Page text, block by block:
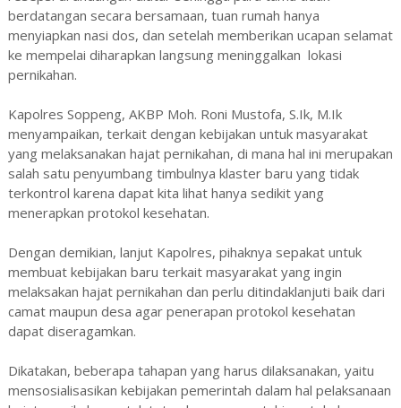
berdatangan secara bersamaan, tuan rumah hanya
menyiapkan nasi dos, dan setelah memberikan ucapan selamat
ke mempelai diharapkan langsung meninggalkan lokasi
pernikahan.
Kapolres Soppeng, AKBP Moh. Roni Mustofa, S.Ik, M.Ik
menyampaikan, terkait dengan kebijakan untuk masyarakat
yang melaksanakan hajat pernikahan, di mana hal ini merupakan
salah satu penyumbang timbulnya klaster baru yang tidak
terkontrol karena dapat kita lihat hanya sedikit yang
menerapkan protokol kesehatan.
Dengan demikian, lanjut Kapolres, pihaknya sepakat untuk
membuat kebijakan baru terkait masyarakat yang ingin
melaksakan hajat pernikahan dan perlu ditindaklanjuti baik dari
camat maupun desa agar penerapan protokol kesehatan
dapat diseragamkan.
Dikatakan, beberapa tahapan yang harus dilaksanakan, yaitu
mensosialisasikan kebijakan pemerintah dalam hal pelaksanaan